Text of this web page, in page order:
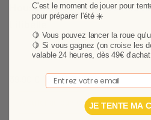
Housse de couette 100x135
Lilibelle
Housse de couette Lilibelle avec sa
Sauthon s'adapte sur un lit 120x60 ou
103,40 €
C'est le moment de jouer pour
pour préparer l'été ☀️
🍋 Vous pouvez lancer la roue
🍋 Si vous gagnez (on croise les
valable 24 heures, dès 49€
Email
JE TENTE MA